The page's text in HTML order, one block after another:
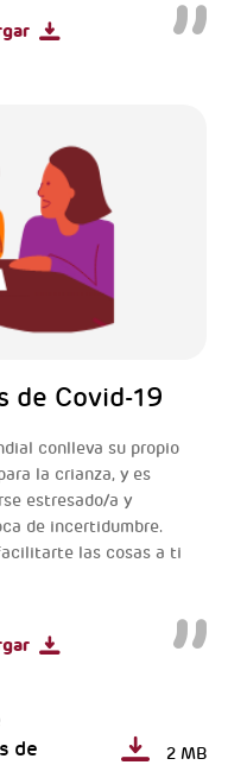
de Covid-19
conlleva su propio
la crianza, y es
estresado/a y
de incertidumbre.
las cosas a ti
de
2 MB